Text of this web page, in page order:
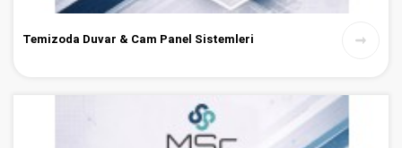
Temizoda Duvar & Cam Panel Sistemleri